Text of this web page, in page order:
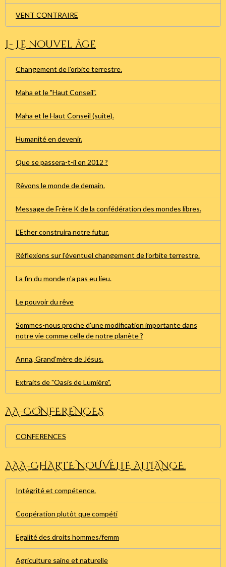
VENT CONTRAIRE
L- Le nouvel âge
Changement de l'orbite terrestre.
Maha et le "Haut Conseil".
Maha et le Haut Conseil (suite).
Humanité en devenir.
Que se passera-t-il en 2012 ?
Rêvons le monde de demain.
Message de Frère K de la confédération des mondes libres.
L'Ether construira notre futur.
Réflexions sur l'éventuel changement de l’orbite terrestre.
La fin du monde n'a pas eu lieu.
Le pouvoir du rêve
Sommes-nous proche d'une modification importante dans
notre vie comme celle de notre planète ?
Anna, Grand'mère de Jésus.
Extraits de "Oasis de Lumière".
AA-CONFERENCES
CONFERENCES
AAA-CHARTE NOUVELLE ALLIANCE.
Intégrité et compétence.
Coopération plutôt que compéti
Egalité des droits hommes/femm
Agriculture saine et naturelle